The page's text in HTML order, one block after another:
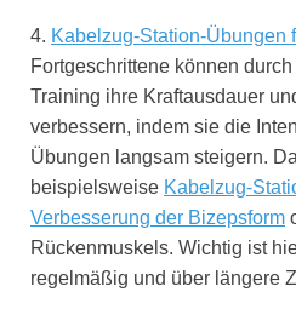
4. Kabelzug-Station-Übungen
Fortgeschrittene können
Training ihre Kraftausdauer
verbessern, indem sie die
Übungen langsam steigern.
beispielsweise Kabelzug-
Verbesserung der Bizepsform
Rückenmuskels. Wichtig ist
regelmäßig und über längere